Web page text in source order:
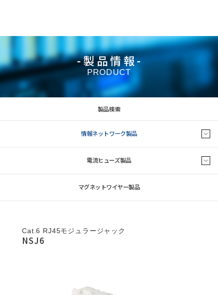
-製品情報-
PRODUCT
製品検索
情報ネットワーク製品
電流ヒューズ製品
マグネットワイヤー製品
Cat.6 RJ45モジュラージャック
NSJ6